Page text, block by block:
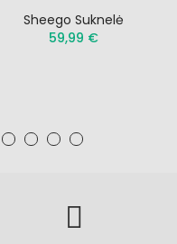
Sheego Suknelė
59,99 €